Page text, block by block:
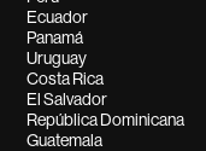
Ecuador
Panamá
Uruguay
Costa Rica
El Salvador
República Dominicana
Guatemala